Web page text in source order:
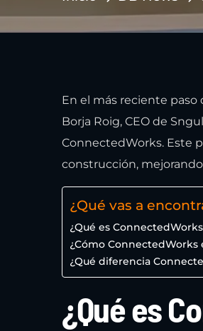
En el más reciente
Borja Roig, CEO de
ConnectedWorks. Este
construcción,
¿Qué vas a
¿Qué es
¿Cómo
¿Qué diferencia
¿Qué es